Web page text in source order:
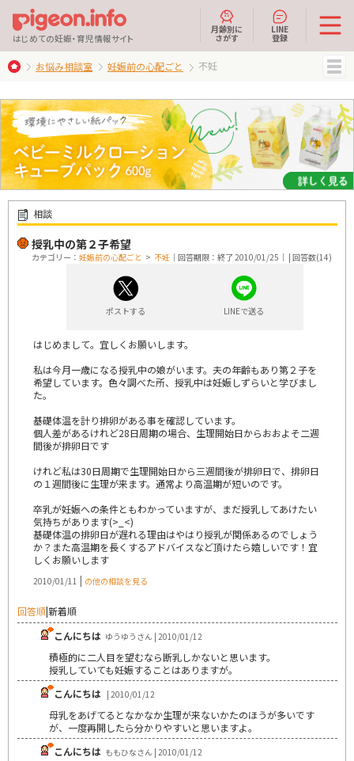
はじめての妊娠・育児情報サイト
月齢別に
さがす
LINE
登録
お悩み相談室 妊娠前の心配ごと 不妊
相談
授乳中の第２子希望
カテゴリー： 妊娠前の心配ごと > 不妊 ｜回答期限：終了 2010/01/25｜ | 回答数(14)
ポストする LINEで送る
はじめまして。宜しくお願いします。
私は今月一歳になる授乳中の娘がいます。夫の年齢もあり第２子を
希望しています。色々調べた所、授乳中は妊娠しずらいと学びまし
た。
基礎体温を計り排卵がある事を確認しています。
個人差があるけれど28日周期の場合、生理開始日からおおよそ二週
間後が排卵日です
けれど私は30日周期で生理開始日から三週間後が排卵日で、排卵日
の１週間後に生理が来ます。通常より高温期が短いのです。
卒乳が妊娠への条件ともわかっていますが、まだ授乳してあけたい
気持ちがあります(>_<)
基礎体温の排卵日が遅れる理由はやはり授乳が関係あるのでしょう
か？また高温期を長くするアドバイスなど頂けたら嬉しいです！宜
しくお願いします
2010/01/11 | の他の相談を見る
回答順|新着順
こんにちは ゆうゆうさん | 2010/01/12
積極的に二人目を望むなら断乳しかないと思います。
授乳していても妊娠することはありますが。
こんにちは | 2010/01/12
母乳をあげてるとなかなか生理が来ないかたのほうが多いです
が、一度再開したら分かりやすいと思いますよ。
こんにちは ももひなさん | 2010/01/12